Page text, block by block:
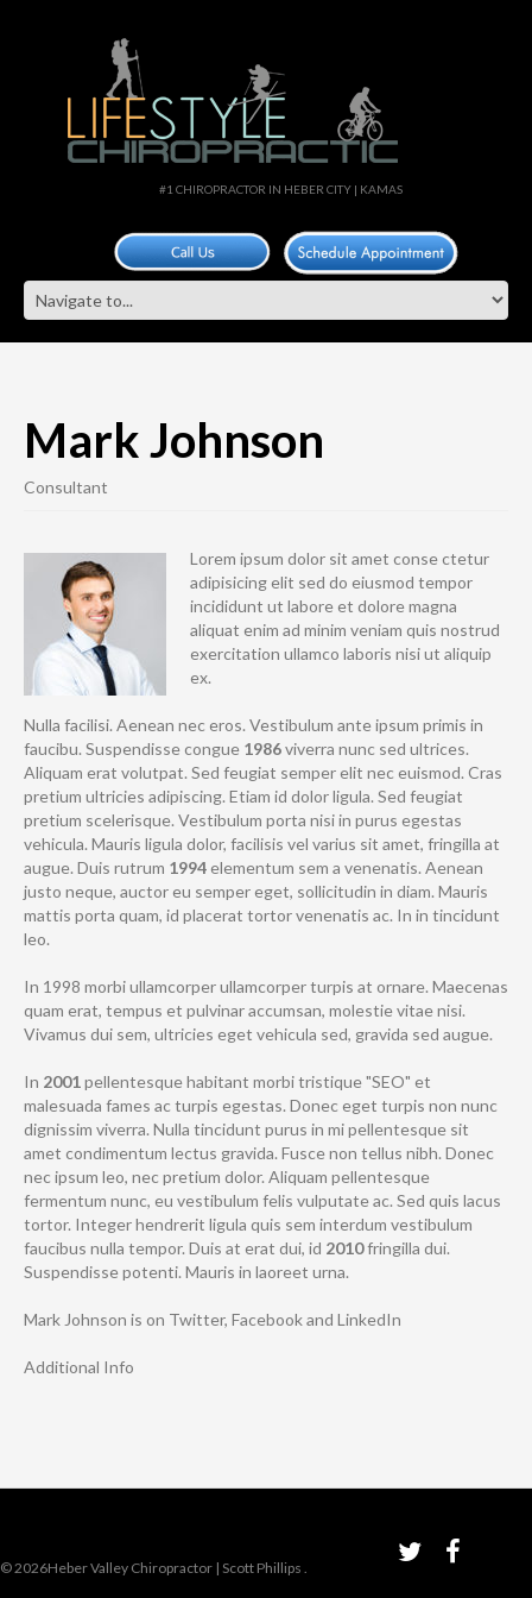
#1 CHIROPRACTOR IN HEBER CITY | KAMAS
Mark Johnson
Consultant
Lorem ipsum dolor sit amet conse ctetur
adipisicing elit sed do eiusmod tempor
incididunt ut labore et dolore magna
aliquat enim ad minim veniam quis nostrud
exercitation ullamco laboris nisi ut aliquip
ex.
Nulla facilisi. Aenean nec eros. Vestibulum ante ipsum primis in
faucibu. Suspendisse congue 1986viverra nunc sed ultrices.
Aliquam erat volutpat. Sed feugiat semper elit nec euismod. Cras
pretium ultricies adipiscing. Etiam id dolor ligula. Sed feugiat
pretium scelerisque. Vestibulum porta nisi in purus egestas
vehicula. Mauris ligula dolor, facilisis vel varius sit amet, fringilla at
augue. Duis rutrum 1994elementum sem a venenatis. Aenean
justo neque, auctor eu semper eget, sollicitudin in diam. Mauris
mattis porta quam, id placerat tortor venenatis ac. In in tincidunt
leo.
In 1998 morbi ullamcorper ullamcorper turpis at ornare. Maecenas
quam erat, tempus et pulvinar accumsan, molestie vitae nisi.
Vivamus dui sem, ultricies eget vehicula sed, gravida sed augue.
In 2001pellentesque habitant morbi tristique "SEO" et
malesuada fames ac turpis egestas. Donec eget turpis non nunc
dignissim viverra. Nulla tincidunt purus in mi pellentesque sit
amet condimentum lectus gravida. Fusce non tellus nibh. Donec
nec ipsum leo, nec pretium dolor. Aliquam pellentesque
fermentum nunc, eu vestibulum felis vulputate ac. Sed quis lacus
tortor. Integer hendrerit ligula quis sem interdum vestibulum
faucibus nulla tempor. Duis at erat dui, id 2010fringilla dui.
Suspendisse potenti. Mauris in laoreet urna.
Mark Johnson is on Twitter, Facebookand LinkedIn
Additional Info
© 2026Heber Valley Chiropractor | Scott Phillips .